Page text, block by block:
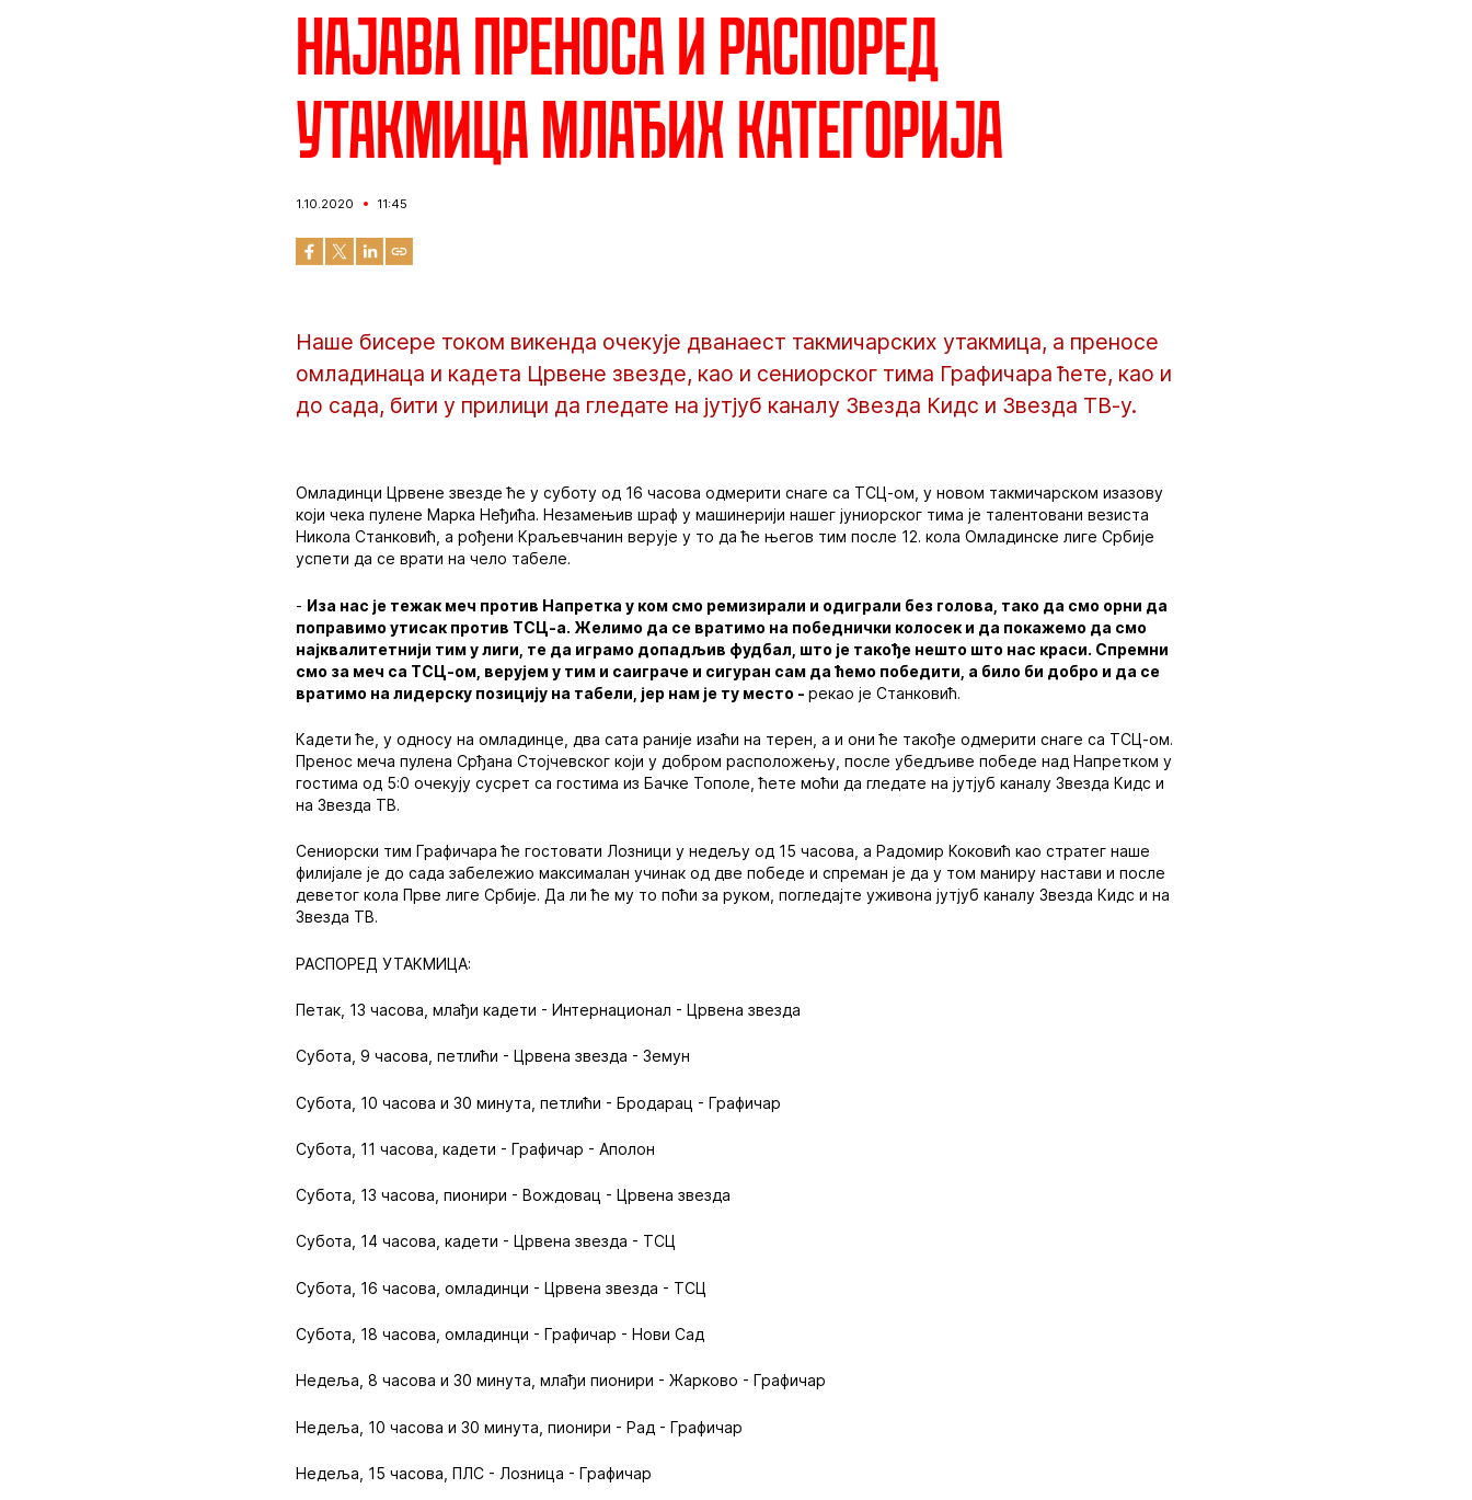
Најава преноса и распоред
утакмица млађих категорија
1.10.2020 11:45
Наше бисере током викенда очекује дванаест такмичарских утакмица, а преносе
омладинаца и кадета Црвене звезде, као и сениорског тима Графичара ћете, као и
до сада, бити у прилици да гледате на јутјуб каналу Звезда Кидс и Звезда ТВ-у.
Омладинци Црвене звезде ће у суботу од 16 часова одмерити снаге са ТСЦ-ом, у новом такмичарском изазову
који чека пулене Марка Неђића. Незамењив шраф у машинерији нашег јуниорског тима је талентовани везиста
Никола Станковић, а рођени Краљевчанин верује у то да ће његов тим после 12. кола Омладинске лиге Србије
успети да се врати на чело табеле.
- Иза нас је тежак меч против Напретка у ком смо ремизирали и одиграли без голова, тако да смо орни да
поправимо утисак против ТСЦ-а. Желимо да се вратимо на победнички колосек и да покажемо да смо
најквалитетнији тим у лиги, те да играмо допадљив фудбал, што је такође нешто што нас краси. Спремни
смо за меч са ТСЦ-ом, верујем у тим и саиграче и сигуран сам да ћемо победити, а било би добро и да се
вратимо на лидерску позицију на табели, јер нам је ту место -рекао је Станковић.
Кадети ће, у односу на омладинце, два сата раније изаћи на терен, а и они ће такође одмерити снаге са ТСЦ-ом.
Пренос меча пулена Срђана Стојчевског који у добром расположењу, после убедљиве победе над Напретком у
гостима од 5:0 очекују сусрет са гостима из Бачке Тополе, ћете моћи да гледате на јутјуб каналу Звезда Кидс и
на Звезда ТВ.
Сениорски тим Графичара ће гостовати Лозници у недељу од 15 часова, а Радомир Коковић као стратег наше
филијале је до сада забележио максималан учинак од две победе и спреман је да у том маниру настави и после
деветог кола Прве лиге Србије. Да ли ће му то поћи за руком, погледајте уживона јутјуб каналу Звезда Кидс и на
Звезда ТВ.
РАСПОРЕД УТАКМИЦА:
Петак, 13 часова, млађи кадети - Интернационал - Црвена звезда
Субота, 9 часова, петлићи - Црвена звезда - Земун
Субота, 10 часова и 30 минута, петлићи - Бродарац - Графичар
Субота, 11 часова, кадети - Графичар - Аполон
Субота, 13 часова, пионири - Вождовац - Црвена звезда
Субота, 14 часова, кадети - Црвена звезда - ТСЦ
Субота, 16 часова, омладинци - Црвена звезда - ТСЦ
Субота, 18 часова, омладинци - Графичар - Нови Сад
Недеља, 8 часова и 30 минута, млађи пионири - Жарково - Графичар
Недеља, 10 часова и 30 минута, пионири - Рад - Графичар
Недеља, 15 часова, ПЛС - Лозница - Графичар